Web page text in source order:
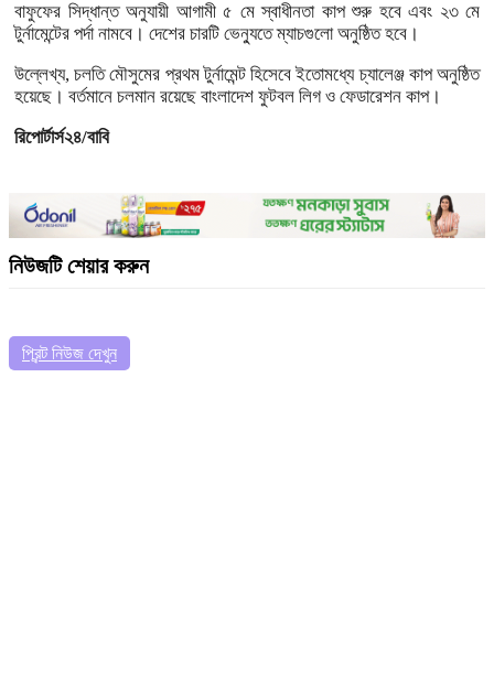
বাফুফের সিদ্ধান্ত অনুযায়ী আগামী ৫ মে স্বাধীনতা কাপ শুরু হবে এবং ২৩ মে
টুর্নামেন্টের পর্দা নামবে। দেশের চারটি ভেন্যুতে ম্যাচগুলো অনুষ্ঠিত হবে।
উল্লেখ্য, চলতি মৌসুমের প্রথম টুর্নামেন্ট হিসেবে ইতোমধ্যে চ্যালেঞ্জ কাপ অনুষ্ঠিত
হয়েছে। বর্তমানে চলমান রয়েছে বাংলাদেশ ফুটবল লিগ ও ফেডারেশন কাপ।
রিপোর্টার্স২৪/বাবি
নিউজটি শেয়ার করুন
প্রিন্ট নিউজ দেখুন